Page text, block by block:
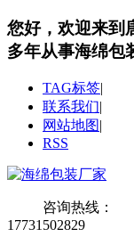
您好，欢迎来到
多年从事海绵包
TAG标签|
联系我们|
网站地图|
RSS
咨询热线：
17731502829